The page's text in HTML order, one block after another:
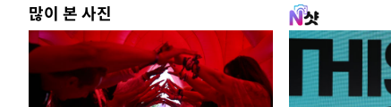
많이 본 사진